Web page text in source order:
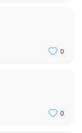
0
0